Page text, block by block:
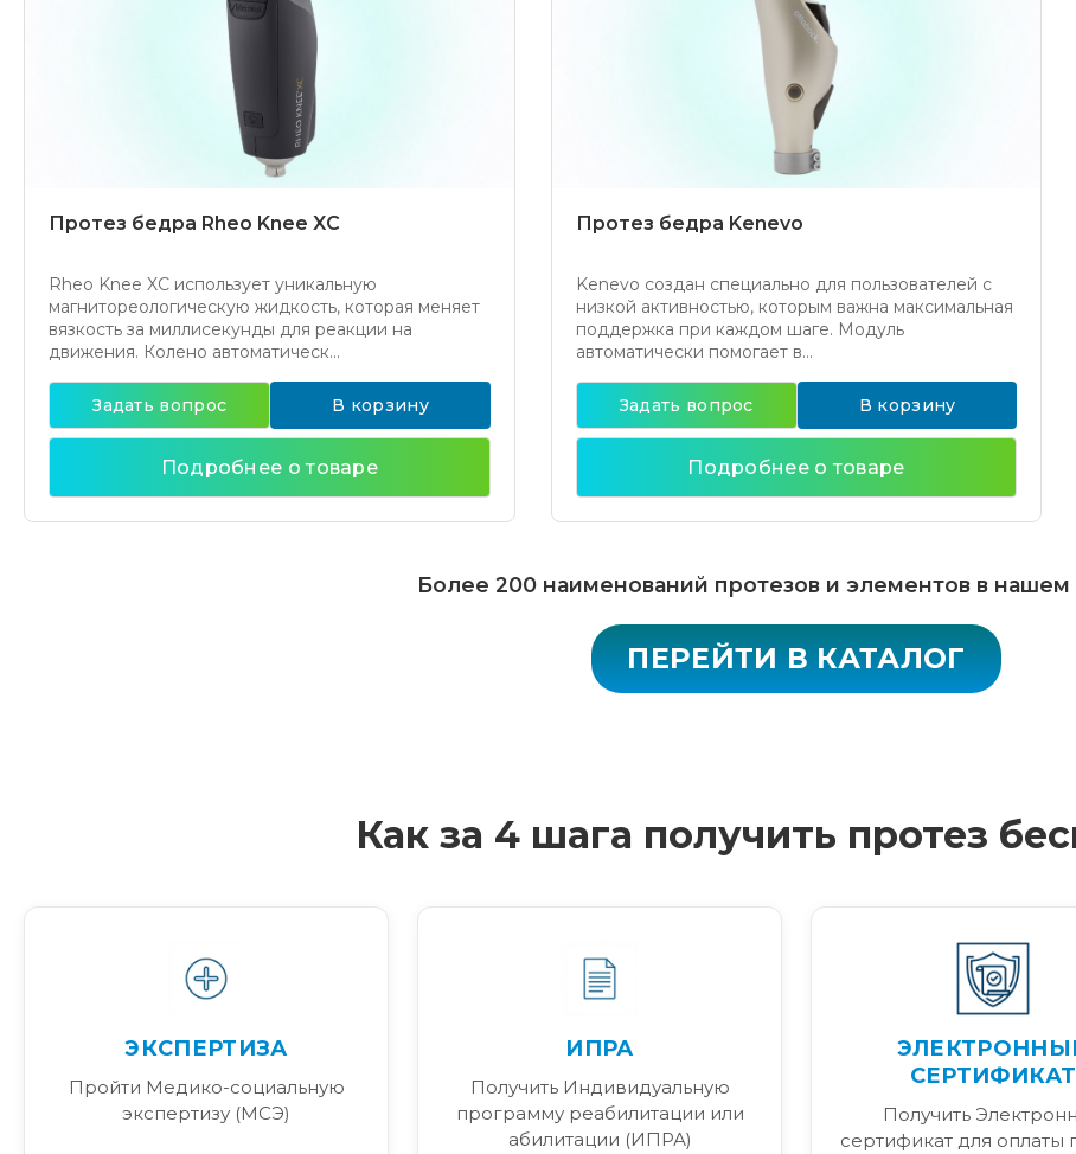
Протез бедра Rheo Knee XC
Rheo Knee XC использует уникальную
магнитореологическую жидкость, которая меняет
вязкость за миллисекунды для реакции на
движения. Колено автоматическ...
Задать вопрос В корзину
Подробнее о товаре
Протез бедра Kenevo
Kenevo создан специально для пользователей с
низкой активностью, которым важна максимальная
поддержка при каждом шаге. Модуль
автоматически помогает в...
Задать вопрос В корзину
Подробнее о товаре
Более 200 наименований протезов и элементов в нашем
ПЕРЕЙТИ В КАТАЛОГ
Как за 4 шага получить протез
ЭКСПЕРТИЗА
Пройти Медико-социальную
экспертизу (МСЭ)
ИПРА
Получить Индивидуальную
программу реабилитации или
абилитации (ИПРА)
СЕРТИФИКАТ
Получить
сертификат для оплаты